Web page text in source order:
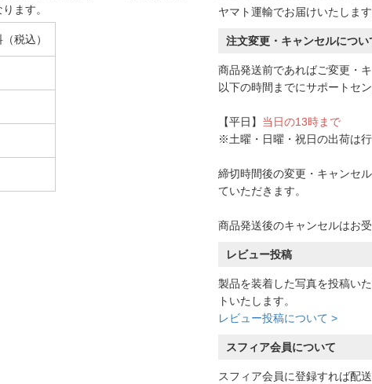
ます。
税込）
ヤマト運輸でお届けいたします
注文変更・キャンセルについ
商品発送前であればご変更・
以下の時間までにサポートセ
【平日】 当日の13時まで
※土曜・日曜・祝日の出荷は行
締切時間後の変更・キャンセ
ていただきます。
商品発送後のキャンセルはお
レビュー投稿
製品を装着した写真を投稿い
トいたします。
レビュー投稿について >
スフィア会員について
スフィア会員に登録すれば配